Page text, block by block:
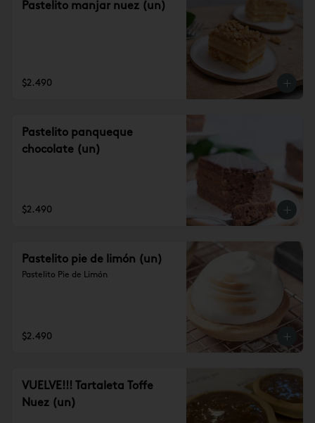
Pastelito manjar nuez (un)
$2.490
Pastelito panqueque
chocolate (un)
$2.490
Pastelito pie de limón (un)
Pastelito Pie de Limón
$2.490
VUELVE!!! Tartaleta Toffe
Nuez (un)